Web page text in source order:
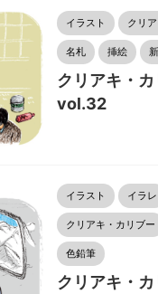
イラスト クリ
名札 挿絵
クリアキ・
vol.32
イラスト イラレ
クリアキ・カリブー
色鉛筆
クリアキ・